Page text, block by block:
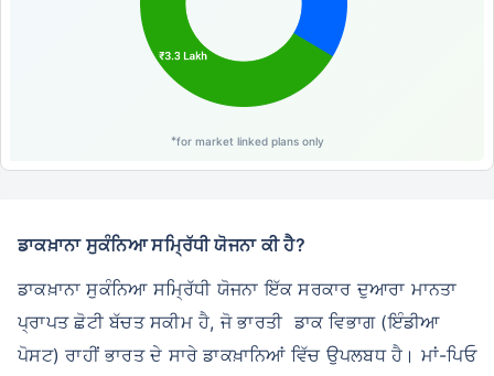
*for market linked plans only
ਡਾਕਖ਼ਾਨਾ ਸੁਕੰਨਿਆ ਸਮ੍ਰਿੱਧੀ ਯੋਜਨਾ ਕੀ ਹੈ?
ਡਾਕਖ਼ਾਨਾ ਸੁਕੰਨਿਆ ਸਮ੍ਰਿੱਧੀ ਯੋਜਨਾ ਇੱਕ ਸਰਕਾਰ ਦੁਆਰਾ ਮਾਨਤਾ
ਪ੍ਰਾਪਤ ਛੋਟੀ ਬੱਚਤ ਸਕੀਮ ਹੈ, ਜੋ ਭਾਰਤੀ ਡਾਕ ਵਿਭਾਗ (ਇੰਡੀਆ
ਪੋਸਟ) ਰਾਹੀਂ ਭਾਰਤ ਦੇ ਸਾਰੇ ਡਾਕਖ਼ਾਨਿਆਂ ਵਿੱਚ ਉਪਲਬਧ ਹੈ। ਮਾਂ-ਪਿਓ